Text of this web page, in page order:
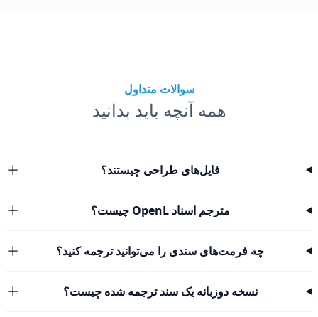
سوالات متداول
همه آنچه باید بدانید
فایل‌های طراحی چیستند؟
مترجم اسناد OpenL چیست؟
چه فرمت‌های سندی را می‌توانید ترجمه کنید؟
نسخه دوزبانه یک سند ترجمه شده چیست؟